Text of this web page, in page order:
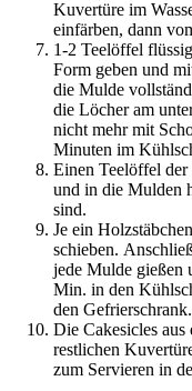
Kuvertüre im
einfärben, dann
1-2 Teelöffel
Form geben und
die Mulde
die Löcher am
nicht mehr mit
Minuten im
Einen Teelöffel
und in die Mulden
sind.
Je ein
schieben.
jede Mulde gießen
Min. in den
den Gefrierschrank.
Die Cakesicles
restlichen
zum Servieren in